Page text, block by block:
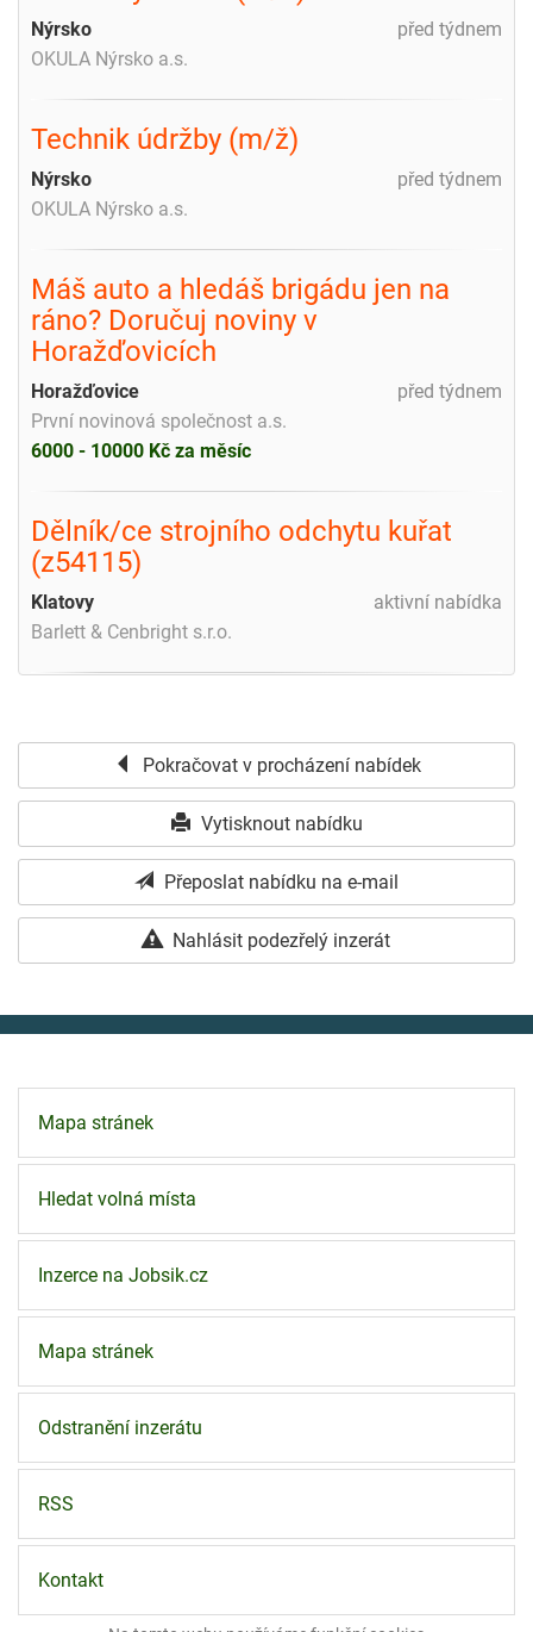
před týdnem
Nýrsko
OKULA Nýrsko a.s.
Technik údržby (m/ž)
před týdnem
Nýrsko
OKULA Nýrsko a.s.
Máš auto a hledáš brigádu jen na
ráno? Doručuj noviny v
Horažďovicích
před týdnem
Horažďovice
První novinová společnost a.s.
6000 - 10000 Kč za měsíc
Dělník/ce strojního odchytu kuřat
(z54115)
aktivní nabídka
Klatovy
Barlett & Cenbright s.r.o.
Pokračovat v procházení nabídek
Vytisknout nabídku
Přeposlat nabídku na e-mail
Nahlásit podezřelý inzerát
Mapa stránek
Hledat volná místa
Inzerce na Jobsik.cz
Mapa stránek
Odstranění inzerátu
RSS
Kontakt